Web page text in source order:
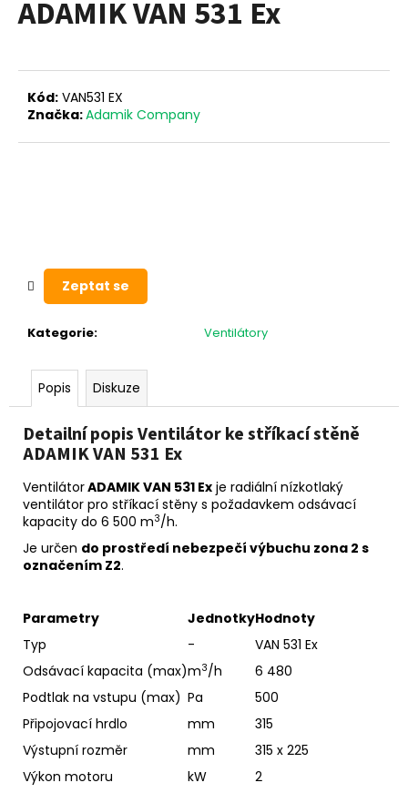
ADAMIK VAN 531 Ex
Kód: VAN531 EX
Značka:Adamik Company
Kategorie: Ventilátory
Zeptat se
Popis Diskuze
Detailní popis Ventilátor ke stříkací stěně
ADAMIK VAN 531 Ex
VentilátorADAMIK VAN 531 Ex je radiální nízkotlaký
ventilátor pro stříkací stěny s požadavkem odsávací
kapacity do 6 500 m3/h.
Je určen do prostředí nebezpečí výbuchu zona 2 s
označením Z2.
Parametry JednotkyHodnoty
Typ
-
VAN 531 Ex
Odsávací kapacita (max)m3/h
6 480
Podtlak na vstupu (max) Pa
500
Připojovací hrdlo
mm
315
Výstupní rozměr
mm
315 x 225
Výkon motoru
kW
2
a
í
D
č
u
m
e